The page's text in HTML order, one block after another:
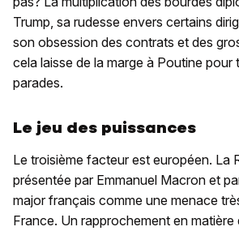
Trump, sa rudesse envers certains
son obsession des contrats et des
cela laisse de la marge à Poutine pour
parades.
Le jeu des puissances
Le troisième facteur est européen. La
présentée par Emmanuel Macron et
major français comme une menace
France. Un rapprochement en